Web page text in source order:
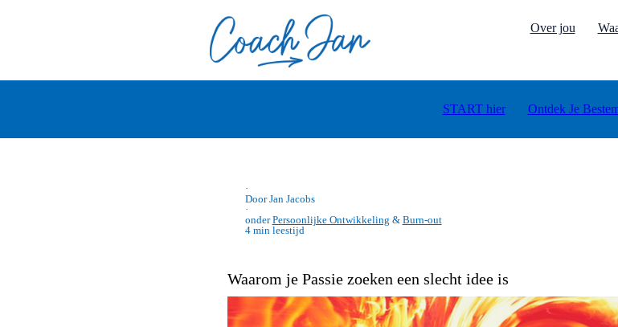
Over jou
START hier Ontdek Je
·
Door Jan Jacobs
·
onderPersoonlijke Ontwikkeling & Burn-out
4 min leestijd
Waarom je Passie zoeken een slecht idee is